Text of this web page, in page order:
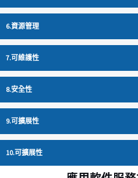
資源管理
可維護性
安全性
可擴展性
可擴展性